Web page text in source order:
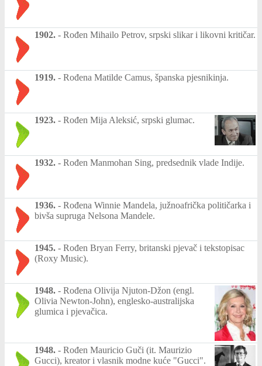
1902. - Rođen Mihailo Petrov, srpski slikar i likovni kritičar.
1919. - Rođena Matilde Camus, španska pjesnikinja.
1923. - Rođen Mija Aleksić, srpski glumac.
1932. - Rođen Manmohan Sing, predsednik vlade Indije.
1936. - Rođena Winnie Mandela, južnoafrička političarka i
bivša supruga Nelsona Mandele.
1945. - Rođen Bryan Ferry, britanski pjevač i tekstopisac
(Roxy Music).
1948. - Rođena Olivija Njuton-Džon (engl.
Olivia Newton-John), englesko-australijska
glumica i pjevačica.
1948. - Rođen Mauricio Guči (it. Maurizio
Gucci), kreator i vlasnik modne kuće "Gucci".